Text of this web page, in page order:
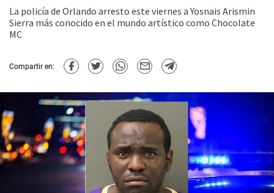
La policía de Orlando arresto este viernes a Yosnais Arismin
Sierra más conocido en el mundo artístico como Chocolate
MC
Compartir en: